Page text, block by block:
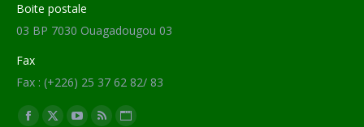
Boite postale
03 BP 7030 Ouagadougou 03
Fax
Fax : (+226) 25 37 62 82/ 83
Trouvez nous sur :